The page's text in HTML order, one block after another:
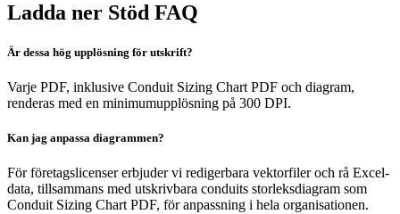
Ladda ner Stöd FAQ
Är dessa hög upplösning för utskrift?
Varje PDF, inklusive Conduit Sizing Chart PDF och diagram,
renderas med en minimumupplösning på 300 DPI.
Kan jag anpassa diagrammen?
För företagslicenser erbjuder vi redigerbara vektorfiler och rå Excel-
data, tillsammans med utskrivbara conduits storleksdiagram som
Conduit Sizing Chart PDF, för anpassning i hela organisationen.